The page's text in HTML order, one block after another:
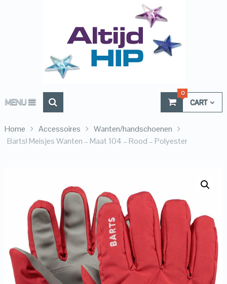
MENU CART
0
Home Accessoires
Wanten/handschoenen
Barts! Meisjes Wanten – Maat 104 – Rood – Polyester